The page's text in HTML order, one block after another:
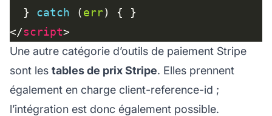
  }
catch (err
</script
Une autre catégorie d’outils de paiement Stripe
sont les tables de prix Stripe. Elles prennent
également en charge client-reference-id ;
l’intégration est donc également possible.